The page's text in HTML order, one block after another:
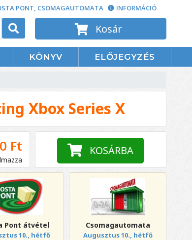
PONT, CSOMAGAUTOMATA INFORMÁCIÓ
Kosár
KÖNYV ELŐJEGYZÉS
Xbox Series X
Ft KOSÁRBA
Pont átvétel
10., hétfő
Csomagautomata
Augusztus 10., hétfő